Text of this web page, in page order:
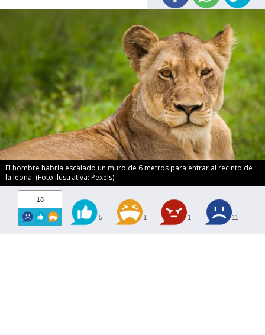
El hombre habría escalado un muro de 6 metros para entrar al recinto de
la leona. (Foto ilustrativa: Pexels)
18
5 1 1 11